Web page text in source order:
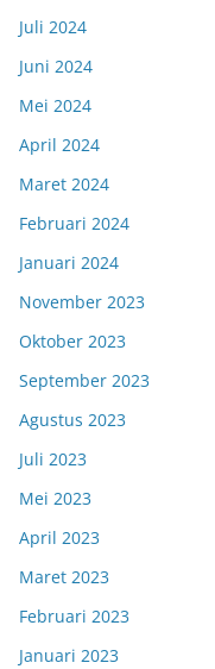
Juli 2024
Juni 2024
Mei 2024
April 2024
Maret 2024
Februari 2024
Januari 2024
November 2023
Oktober 2023
September 2023
Agustus 2023
Juli 2023
Mei 2023
April 2023
Maret 2023
Februari 2023
Januari 2023